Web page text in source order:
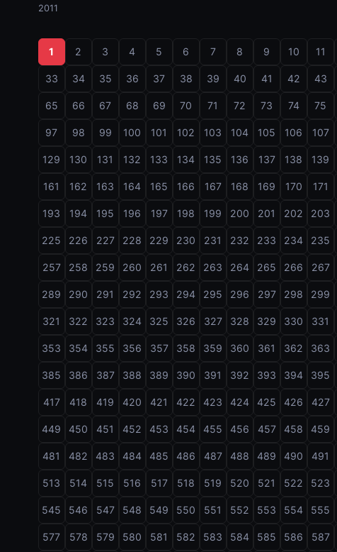
2011
1 2 3 4 5 6 7 8 9 10 11
33 34 35 36 37 38 39 40 41 42 43
65 66 67 68 69 70 71 72 73 74 75
97 98 99 100 101 102 103 104 105 106 107
129 130 131 132 133 134 135 136 137 138 139
161 162 163 164 165 166 167 168 169 170 171
193 194 195 196 197 198 199 200 201 202 203
225 226 227 228 229 230 231 232 233 234 235
257 258 259 260 261 262 263 264 265 266 267
289 290 291 292 293 294 295 296 297 298 299
321 322 323 324 325 326 327 328 329 330 331
353 354 355 356 357 358 359 360 361 362 363
385 386 387 388 389 390 391 392 393 394 395
417 418 419 420 421 422 423 424 425 426 427
449 450 451 452 453 454 455 456 457 458 459
481 482 483 484 485 486 487 488 489 490 491
513 514 515 516 517 518 519 520 521 522 523
545 546 547 548 549 550 551 552 553 554 555
577 578 579 580 581 582 583 584 585 586 587